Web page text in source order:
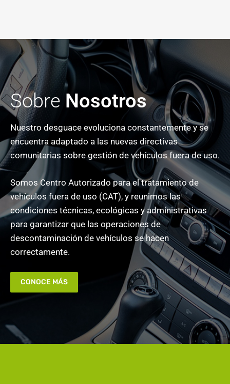
Sobre Nosotros
Nuestro desguace evoluciona constantemente y se
encuentra adaptado a las nuevas directivas
comunitarias sobre gestión de vehículos fuera de uso.
Somos Centro Autorizado para el tratamiento de
vehículos fuera de uso (CAT), y reunimos las
condiciones técnicas, ecológicas y administrativas
para garantizar que las operaciones de
descontaminación de vehículos se hacen
correctamente.
CONOCE MÁS